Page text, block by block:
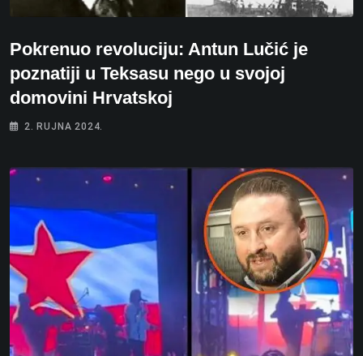
Pokrenuo revoluciju: Antun Lučić je
poznatiji u Teksasu nego u svojoj
domovini Hrvatskoj
2. RUJNA 2024.